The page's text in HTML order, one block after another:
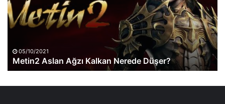
Nerede
Düşer?
05/10/2021
Metin2 Aslan Ağzı Kalkan Nerede Düşer?